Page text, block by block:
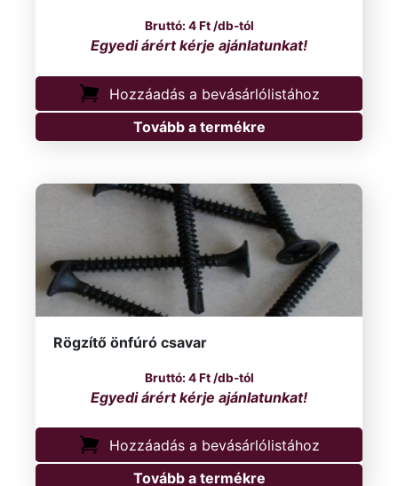
4Ft/db-tól
Hozzáadás a bevásárlólistához
Tovább a termékre
Rögzítő önfúró csavar
4Ft/db-tól
Hozzáadás a bevásárlólistához
Tovább a termékre